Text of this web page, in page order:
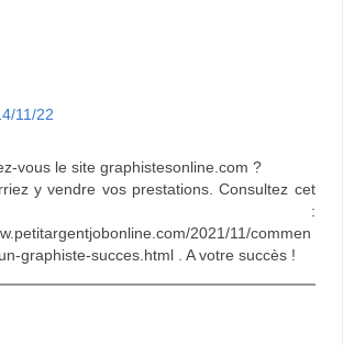
11/22
vous le site graphistesonline.com ?
y vendre vos prestations. Consultez cet
:
2021/11/commen
graphiste-succes.html . A votre succès !